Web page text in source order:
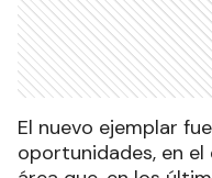
El nuevo ejemplar
oportunidades, en